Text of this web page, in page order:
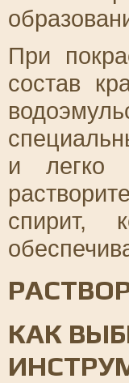
При
состав
и легко
спирит,
КАК